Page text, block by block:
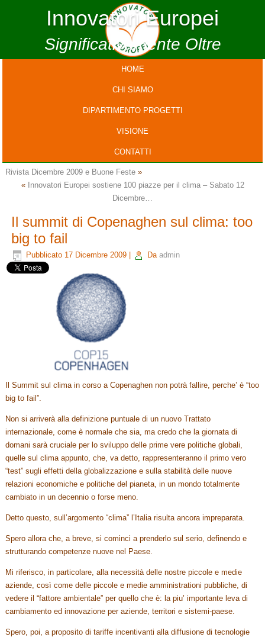
Innovatori Europei
Significativamente Oltre
HOME
CHI SIAMO
DIPARTIMENTO PROGETTI
VISIONE
CONTATTI
Rivista Dicembre 2009 e Buone Feste »
« Innovatori Europei sostiene 100 piazze per il clima – Sabato 12
Dicembre…
Il summit di Copenaghen sul clima: too
big to fail
Pubblicato 17 Dicembre 2009 Da admin
Il Summit sul clima in corso a Copenaghen non potrà fallire, perche’ è “too
big to fail”.
Non si arriverà alla definizione puntuale di un nuovo Trattato
internazionale, come è normale che sia, ma credo che la giornata di
domani sarà cruciale per lo sviluppo delle prime vere politiche globali,
quelle sul clima appunto, che, va detto, rappresenteranno il primo vero
“test” sugli effetti della globalizzazione e sulla stabilità delle nuove
relazioni economiche e politiche del pianeta, in un mondo totalmente
cambiato in un decennio o forse meno.
Detto questo, sull’argomento “clima” l’Italia risulta ancora impreparata.
Spero allora che, a breve, si cominci a prenderlo sul serio, definendo e
strutturando competenze nuove nel Paese.
Mi riferisco, in particolare, alla necessità delle nostre piccole e medie
aziende, così come delle piccole e medie amministrationi pubbliche, di
vedere il “fattore ambientale” per quello che è: la piu’ importante leva di
cambiamento ed innovazione per aziende, territori e sistemi-paese.
Spero, poi, a proposito di tariffe incentivanti alla diffusione di tecnologie